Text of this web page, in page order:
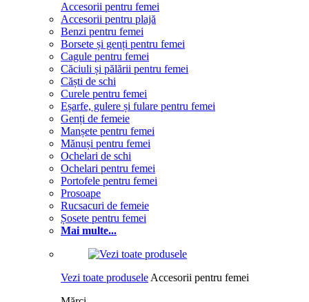
Accesorii pentru femei
Accesorii pentru plajă
Benzi pentru femei
Borsete și genți pentru femei
Cagule pentru femei
Căciuli și pălării pentru femei
Căști de schi
Curele pentru femei
Eșarfe, gulere și fulare pentru femei
Genți de femeie
Manșete pentru femei
Mănuși pentru femei
Ochelari de schi
Ochelari pentru femei
Portofele pentru femei
Prosoape
Rucsacuri de femeie
Șosete pentru femei
Mai multe...
Vezi toate produsele Accesorii pentru femei